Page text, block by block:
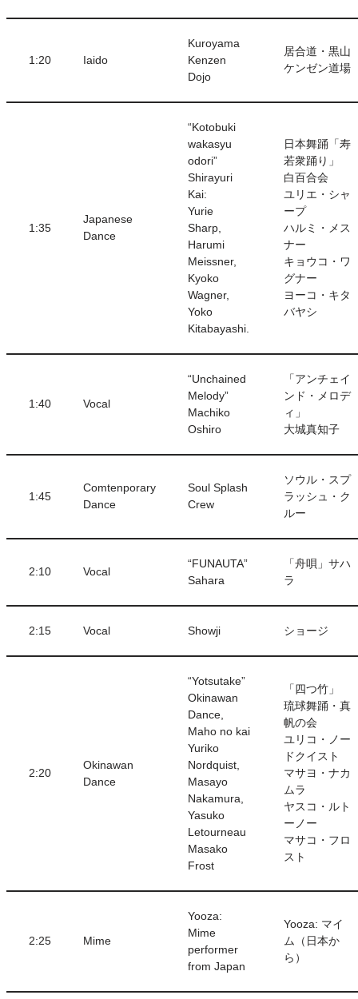
1:20 Iaido
Kuroyama
Kenzen
Dojo
居合道・黒山
ケンゼン道場
1:35
Japanese
Dance
“Kotobuki
wakasyu
odori”
Shirayuri
Kai:
Yurie
Sharp,
Harumi
Meissner,
Kyoko
Wagner,
Yoko
Kitabayashi.
日本舞踊「寿
若衆踊り」
白百合会
ユリエ・シャ
ープ
ハルミ・メス
ナー
キョウコ・ワ
グナー
ヨーコ・キタ
バヤシ
1:40 Vocal
“Unchained
Melody”
Machiko
Oshiro
「アンチェイ
ンド・メロデ
ィ」
大城真知子
1:45
Comtenporary
Dance
Soul Splash
Crew
ソウル・スプ
ラッシュ・ク
ルー
2:10 Vocal
“FUNAUTA”
Sahara
「舟唄」サハ
ラ
2:15 Vocal Showji ショージ
2:20
Okinawan
Dance
“Yotsutake”
Okinawan
Dance,
Maho no kai
Yuriko
Nordquist,
Masayo
Nakamura,
Yasuko
Letourneau
Masako
Frost
「四つ竹」
琉球舞踊・真
帆の会
ユリコ・ノー
ドクイスト
マサヨ・ナカ
ムラ
ヤスコ・ルト
ーノー
マサコ・フロ
スト
2:25 Mime
Yooza:
Mime
performer
from Japan
Yooza: マイ
ム（日本か
ら）